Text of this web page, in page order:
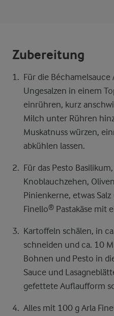
Zubereitung
Für die
Ungesalzen in einem
einrühren, kurz
Milch unter Rühren
Muskatnuss würzen,
abkühlen lassen.
Für das Pesto
Knoblauchzehen,
Pinienkerne, etwas
Finello® Pastakäse mit
Kartoffeln schälen, in
schneiden und ca. 10
Bohnen und Pesto in
Sauce und
gefettete Auflaufform
Alles mit 100 g Arla